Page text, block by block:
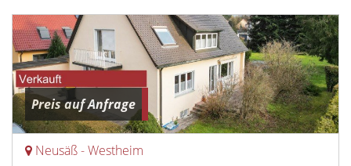
Preis auf Anfrage
Neusäß - Westheim